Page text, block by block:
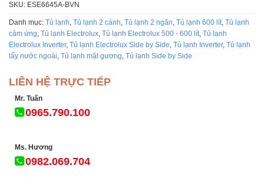
SKU: ESE6645A-BVN
Danh mục: Tủ lạnh, Tủ lạnh 2 cánh, Tủ lạnh 2 ngăn, Tủ lạnh 600 lít, Tủ lạnh
cảm ứng, Tủ lạnh Electrolux, Tủ lạnh Electrolux 500 - 600 lít, Tủ lạnh
Electrolux Inverter, Tủ lạnh Electrolux Side by Side, Tủ lạnh Inverter, Tủ lạnh
lấy nước ngoài, Tủ lạnh mặt gương, Tủ lạnh Side by Side
LIÊN HỆ TRỰC TIẾP
Mr. Tuấn
0965.790.100
Ms. Hương
0982.069.704